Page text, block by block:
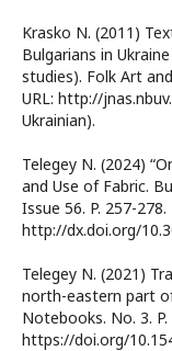
Krasko N. (2011)
Bulgarians in
studies). Folk Art
URL: http://
Ukrainian).
Telegey N. (2024)
and Use of Fabric.
Issue 56. P. 257-278.
http://dx.doi.org/
Telegey N. (2021)
north-eastern part
Notebooks. No. 3.
https://doi.org/